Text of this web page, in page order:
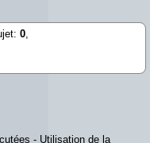
0
- Utilisation de la